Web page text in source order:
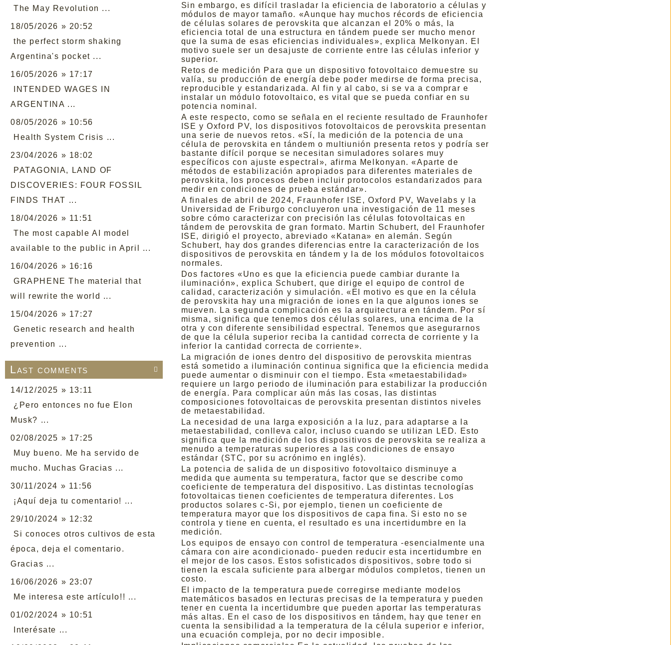
The May Revolution ...
18/05/2026 » 20:52
the perfect storm shaking
Argentina's pocket ...
16/05/2026 » 17:17
INTENDED WAGES IN
ARGENTINA ...
08/05/2026 » 10:56
Health System Crisis ...
23/04/2026 » 18:02
PATAGONIA, LAND OF
DISCOVERIES: FOUR FOSSIL
FINDS THAT ...
18/04/2026 » 11:51
The most capable AI model
available to the public in April ...
16/04/2026 » 16:16
GRAPHENE The material that
will rewrite the world ...
15/04/2026 » 17:27
Genetic research and health
prevention ...

Last comments
14/12/2025 » 13:11
¿Pero entonces no fue Elon
Musk? ...
02/08/2025 » 17:25
Muy bueno. Me ha servido de
mucho. Muchas Gracias ...
30/11/2024 » 11:56
¡Aquí deja tu comentario! ...
29/10/2024 » 12:32
Si conoces otros cultivos de esta
época, deja el comentario.
Gracias ...
16/06/2026 » 23:07
Me interesa este artículo!! ...
01/02/2024 » 10:51
Interésate ...
Sin embargo, es difícil trasladar la eficiencia de laboratorio a células y
módulos de mayor tamaño. «Aunque hay muchos récords de eficiencia
de células solares de perovskita que alcanzan el 20% o más, la
eficiencia total de una estructura en tándem puede ser mucho menor
que la suma de esas eficiencias individuales», explica Melkonyan. El
motivo suele ser un desajuste de corriente entre las células inferior y
superior.
Retos de medición Para que un dispositivo fotovoltaico demuestre su
valía, su producción de energía debe poder medirse de forma precisa,
reproducible y estandarizada. Al fin y al cabo, si se va a comprar e
instalar un módulo fotovoltaico, es vital que se pueda confiar en su
potencia nominal.
A este respecto, como se señala en el reciente resultado de Fraunhofer
ISE y Oxford PV, los dispositivos fotovoltaicos de perovskita presentan
una serie de nuevos retos. «Sí, la medición de la potencia de una
célula de perovskita en tándem o multiunión presenta retos y podría ser
bastante difícil porque se necesitan simuladores solares muy
específicos con ajuste espectral», afirma Melkonyan. «Aparte de
métodos de estabilización apropiados para diferentes materiales de
perovskita, los procesos deben incluir protocolos estandarizados para
medir en condiciones de prueba estándar».
A finales de abril de 2024, Fraunhofer ISE, Oxford PV, Wavelabs y la
Universidad de Friburgo concluyeron una investigación de 11 meses
sobre cómo caracterizar con precisión las células fotovoltaicas en
tándem de perovskita de gran formato. Martin Schubert, del Fraunhofer
ISE, dirigió el proyecto, abreviado «Katana» en alemán. Según
Schubert, hay dos grandes diferencias entre la caracterización de los
dispositivos de perovskita en tándem y la de los módulos fotovoltaicos
normales.
Dos factores «Uno es que la eficiencia puede cambiar durante la
iluminación», explica Schubert, que dirige el equipo de control de
calidad, caracterización y simulación. «El motivo es que en la célula
de perovskita hay una migración de iones en la que algunos iones se
mueven. La segunda complicación es la arquitectura en tándem. Por sí
misma, significa que tenemos dos células solares, una encima de la
otra y con diferente sensibilidad espectral. Tenemos que asegurarnos
de que la célula superior reciba la cantidad correcta de corriente y la
inferior la cantidad correcta de corriente».
La migración de iones dentro del dispositivo de perovskita mientras
está sometido a iluminación continua significa que la eficiencia medida
puede aumentar o disminuir con el tiempo. Esta «metaestabilidad»
requiere un largo periodo de iluminación para estabilizar la producción
de energía. Para complicar aún más las cosas, las distintas
composiciones fotovoltaicas de perovskita presentan distintos niveles
de metaestabilidad.
La necesidad de una larga exposición a la luz, para adaptarse a la
metaestabilidad, conlleva calor, incluso cuando se utilizan LED. Esto
significa que la medición de los dispositivos de perovskita se realiza a
menudo a temperaturas superiores a las condiciones de ensayo
estándar (STC, por su acrónimo en inglés).
La potencia de salida de un dispositivo fotovoltaico disminuye a
medida que aumenta su temperatura, factor que se describe como
coeficiente de temperatura del dispositivo. Las distintas tecnologías
fotovoltaicas tienen coeficientes de temperatura diferentes. Los
productos solares c-Si, por ejemplo, tienen un coeficiente de
temperatura mayor que los dispositivos de capa fina. Si esto no se
controla y tiene en cuenta, el resultado es una incertidumbre en la
medición.
Los equipos de ensayo con control de temperatura -esencialmente una
cámara con aire acondicionado- pueden reducir esta incertidumbre en
el mejor de los casos. Estos sofisticados dispositivos, sobre todo si
tienen la escala suficiente para albergar módulos completos, tienen un
costo.
El impacto de la temperatura puede corregirse mediante modelos
matemáticos basados en lecturas precisas de la temperatura y pueden
tener en cuenta la incertidumbre que pueden aportar las temperaturas
más altas. En el caso de los dispositivos en tándem, hay que tener en
cuenta la sensibilidad a la temperatura de la célula superior e inferior,
una ecuación compleja, por no decir imposible.